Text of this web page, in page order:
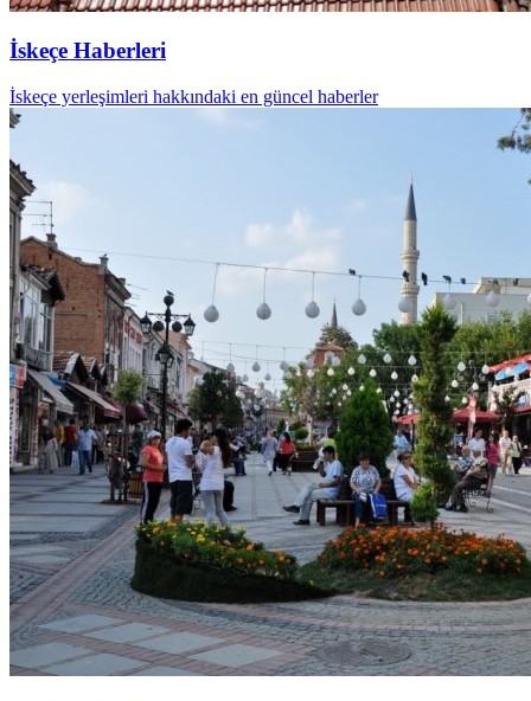
İskeçe Haberleri
İskeçe yerleşimleri hakkındaki en güncel haberler